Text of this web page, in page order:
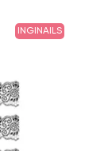
INGINAILS